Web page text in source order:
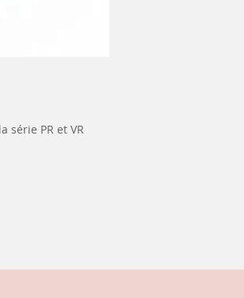
série PR et VR